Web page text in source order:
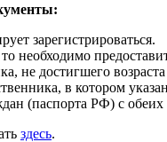
зарегистрироваться.
необходимо
достигшего
в котором
(паспорта РФ) с обеих
здесь.